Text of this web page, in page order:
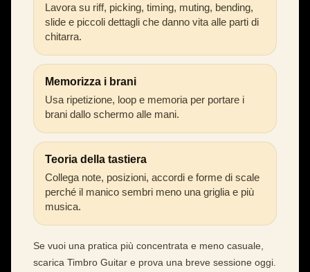
Lavora su riff, picking, timing, muting, bending,
slide e piccoli dettagli che danno vita alle parti di
chitarra.
Memorizza i brani
Usa ripetizione, loop e memoria per portare i
brani dallo schermo alle mani.
Teoria della tastiera
Collega note, posizioni, accordi e forme di scale
perché il manico sembri meno una griglia e più
musica.
Se vuoi una pratica più concentrata e meno casuale,
scarica Timbro Guitar e prova una breve sessione oggi.